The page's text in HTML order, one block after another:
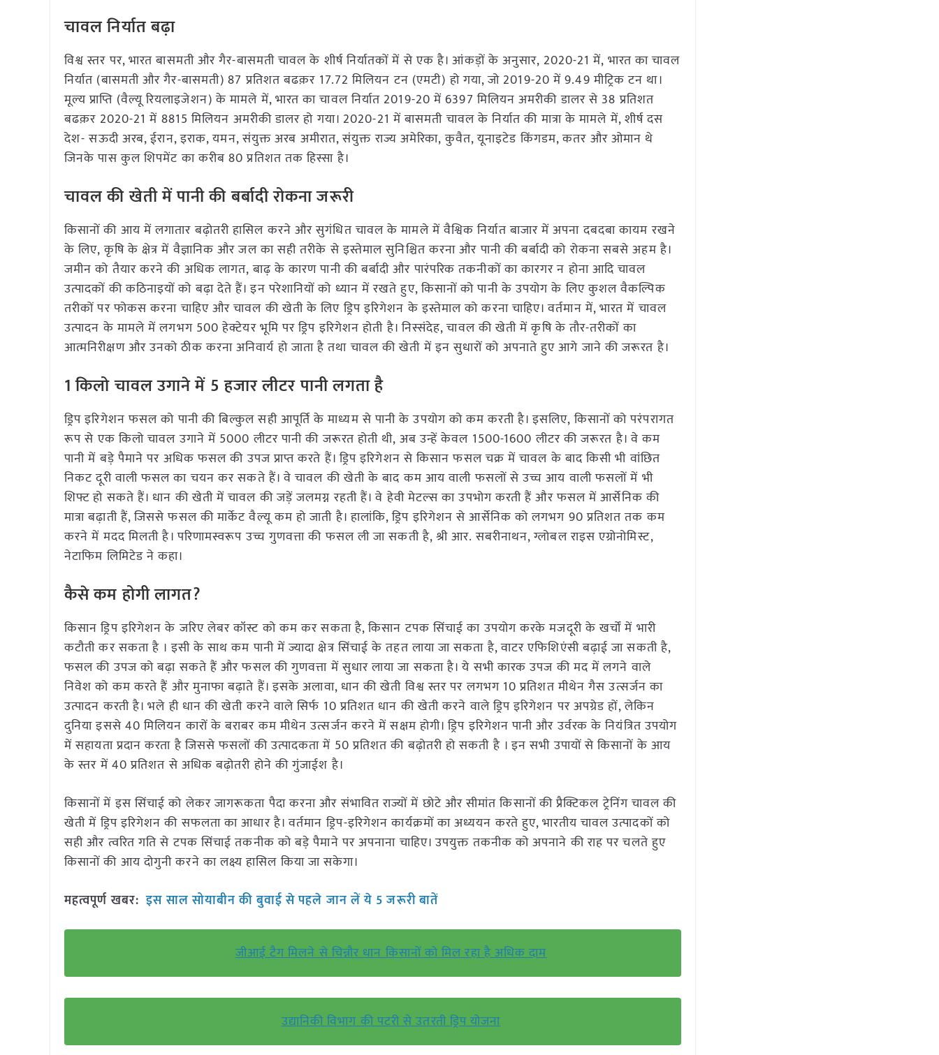
चावल निर्यात बढ़ा
विश्व स्तर पर, भारत बासमती और गैर-बासमती चावल के शीर्ष निर्यातकों में से एक है। आंकड़ों के अनुसार, 2020-21 में, भारत का चावल
निर्यात (बासमती और गैर-बासमती) 87 प्रतिशत बढक़र 17.72 मिलियन टन (एमटी) हो गया, जो 2019-20 में 9.49 मीट्रिक टन था।
मूल्य प्राप्ति (वैल्यू रियलाइजेशन) के मामले में, भारत का चावल निर्यात 2019-20 में 6397 मिलियन अमरीकी डालर से 38 प्रतिशत
बढक़र 2020-21 में 8815 मिलियन अमरीकी डालर हो गया। 2020-21 में बासमती चावल के निर्यात की मात्रा के मामले में, शीर्ष दस
देश- सऊदी अरब, ईरान, इराक, यमन, संयुक्त अरब अमीरात, संयुक्त राज्य अमेरिका, कुवैत, यूनाइटेड किंगडम, कतर और ओमान थे
जिनके पास कुल शिपमेंट का करीब 80 प्रतिशत तक हिस्सा है।
चावल की खेती में पानी की बर्बादी रोकना जरूरी
किसानों की आय में लगातार बढ़ोतरी हासिल करने और सुगंधित चावल के मामले में वैश्विक निर्यात बाजार में अपना दबदबा कायम रखने
के लिए, कृषि के क्षेत्र में वैज्ञानिक और जल का सही तरीके से इस्तेमाल सुनिश्चित करना और पानी की बर्बादी को रोकना सबसे अहम है।
जमीन को तैयार करने की अधिक लागत, बाढ़ के कारण पानी की बर्बादी और पारंपरिक तकनीकों का कारगर न होना आदि चावल
उत्पादकों की कठिनाइयों को बढ़ा देते हैं। इन परेशानियों को ध्यान में रखते हुए, किसानों को पानी के उपयोग के लिए कुशल वैकल्पिक
तरीकों पर फोकस करना चाहिए और चावल की खेती के लिए ड्रिप इरिगेशन के इस्तेमाल को करना चाहिए। वर्तमान में, भारत में चावल
उत्पादन के मामले में लगभग 500 हेक्टेयर भूमि पर ड्रिप इरिगेशन होती है। निस्संदेह, चावल की खेती में कृषि के तौर-तरीकों का
आत्मनिरीक्षण और उनको ठीक करना अनिवार्य हो जाता है तथा चावल की खेती में इन सुधारों को अपनाते हुए आगे जाने की जरूरत है।
1 किलो चावल उगाने में 5 हजार लीटर पानी लगता है
ड्रिप इरिगेशन फसल को पानी की बिल्कुल सही आपूर्ति के माध्यम से पानी के उपयोग को कम करती है। इसलिए, किसानों को परंपरागत
रूप से एक किलो चावल उगाने में 5000 लीटर पानी की जरूरत होती थी, अब उन्हें केवल 1500-1600 लीटर की जरूरत है। वे कम
पानी में बड़े पैमाने पर अधिक फसल की उपज प्राप्त करते हैं। ड्रिप इरिगेशन से किसान फसल चक्र में चावल के बाद किसी भी वांछित
निकट दूरी वाली फसल का चयन कर सकते हैं। वे चावल की खेती के बाद कम आय वाली फसलों से उच्च आय वाली फसलों में भी
शिफ्ट हो सकते हैं। धान की खेती में चावल की जड़ें जलमग्न रहती हैं। वे हेवी मेटल्स का उपभोग करती हैं और फसल में आर्सेनिक की
मात्रा बढ़ाती हैं, जिससे फसल की मार्केट वैल्यू कम हो जाती है। हालांकि, ड्रिप इरिगेशन से आर्सेनिक को लगभग 90 प्रतिशत तक कम
करने में मदद मिलती है। परिणामस्वरूप उच्च गुणवत्ता की फसल ली जा सकती है, श्री आर. सबरीनाथन, ग्लोबल राइस एग्रोनोमिस्ट,
नेटाफिम लिमिटेड ने कहा।
कैसे कम होगी लागत?
किसान ड्रिप इरिगेशन के जरिए लेबर कॉस्ट को कम कर सकता है, किसान टपक सिंचाई का उपयोग करके मजदूरी के खर्चों में भारी
कटौती कर सकता है । इसी के साथ कम पानी में ज्यादा क्षेत्र सिंचाई के तहत लाया जा सकता है, वाटर एफिशिएंसी बढ़ाई जा सकती है,
फसल की उपज को बढ़ा सकते हैं और फसल की गुणवत्ता में सुधार लाया जा सकता है। ये सभी कारक उपज की मद में लगने वाले
निवेश को कम करते हैं और मुनाफा बढ़ाते हैं। इसके अलावा, धान की खेती विश्व स्तर पर लगभग 10 प्रतिशत मीथेन गैस उत्सर्जन का
उत्पादन करती है। भले ही धान की खेती करने वाले सिर्फ 10 प्रतिशत धान की खेती करने वाले ड्रिप इरिगेशन पर अपग्रेड हों, लेकिन
दुनिया इससे 40 मिलियन कारों के बराबर कम मीथेन उत्सर्जन करने में सक्षम होगी। ड्रिप इरिगेशन पानी और उर्वरक के नियंत्रित उपयोग
में सहायता प्रदान करता है जिससे फसलों की उत्पादकता में 50 प्रतिशत की बढ़ोतरी हो सकती है । इन सभी उपायों से किसानों के आय
के स्तर में 40 प्रतिशत से अधिक बढ़ोतरी होने की गुंजाईश है।
किसानों में इस सिंचाई को लेकर जागरूकता पैदा करना और संभावित राज्यों में छोटे और सीमांत किसानों की प्रैक्टिकल ट्रेनिंग चावल की
खेती में ड्रिप इरिगेशन की सफलता का आधार है। वर्तमान ड्रिप-इरिगेशन कार्यक्रमों का अध्ययन करते हुए, भारतीय चावल उत्पादकों को
सही और त्वरित गति से टपक सिंचाई तकनीक को बड़े पैमाने पर अपनाना चाहिए। उपयुक्त तकनीक को अपनाने की राह पर चलते हुए
किसानों की आय दोगुनी करने का लक्ष्य हासिल किया जा सकेगा।
महत्वपूर्ण खबर:इस साल सोयाबीन की बुवाई से पहले जान लें ये 5 जरूरी बातें
जीआई टैग मिलने से चिन्नौर धान किसानों को मिल रहा है अधिक दाम
उद्यानिकी विभाग की पटरी से उतरती ड्रिप योजना